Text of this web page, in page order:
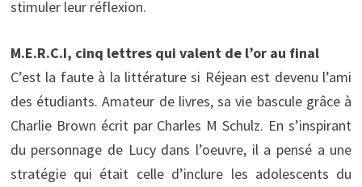
stimuler leur réflexion.
M.E.R.C.I, cinq lettres qui valent de l’or au final
C’est la faute à la littérature si Réjean est devenu l’ami
des étudiants. Amateur de livres, sa vie bascule grâce à
Charlie Brown écrit par Charles M Schulz. En s’inspirant
du personnage de Lucy dans l’oeuvre, il a pensé a une
stratégie qui était celle d’inclure les adolescents du